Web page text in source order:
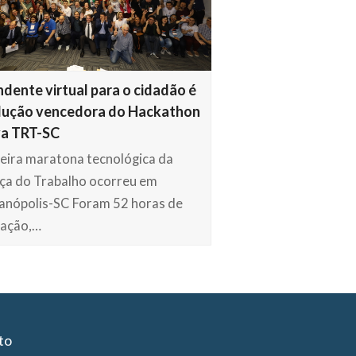
virtual para o cidadão é
vencedora do Hackathon
TRT-SC
maratona tecnológica da
do Trabalho ocorreu em
SC Foram 52 horas de